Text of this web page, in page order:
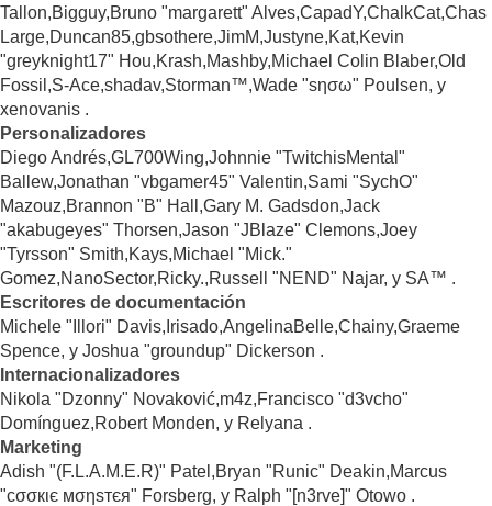
Tallon,Bigguy,Bruno "margarett" Alves,CapadY,ChalkCat,Chas
Large,Duncan85,gbsothere,JimM,Justyne,Kat,Kevin
"greyknight17" Hou,Krash,Mashby,Michael Colin Blaber,Old
Fossil,S-Ace,shadav,Storman™,Wade "sησω" Poulsen, y
xenovanis .
Personalizadores
Diego Andrés,GL700Wing,Johnnie "TwitchisMental"
Ballew,Jonathan "vbgamer45" Valentin,Sami "SychO"
Mazouz,Brannon "B" Hall,Gary M. Gadsdon,Jack
"akabugeyes" Thorsen,Jason "JBlaze" Clemons,Joey
"Tyrsson" Smith,Kays,Michael "Mick."
Gomez,NanoSector,Ricky.,Russell "NEND" Najar, y SA™ .
Escritores de documentación
Michele "Illori" Davis,Irisado,AngelinaBelle,Chainy,Graeme
Spence, y Joshua "groundup" Dickerson .
Internacionalizadores
Nikola "Dzonny" Novaković,m4z,Francisco "d3vcho"
Domínguez,Robert Monden, y Relyana .
Marketing
Adish "(F.L.A.M.E.R)" Patel,Bryan "Runic" Deakin,Marcus
"cσσкιє мσηѕтєя" Forsberg, y Ralph "[n3rve]" Otowo .